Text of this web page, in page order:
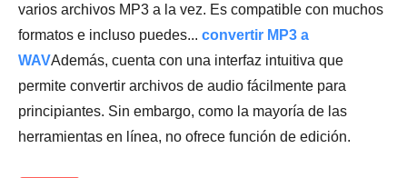
varios archivos MP3 a la vez. Es compatible con muchos
formatos e incluso puedes... convertir MP3 a
WAVAdemás, cuenta con una interfaz intuitiva que
permite convertir archivos de audio fácilmente para
principiantes. Sin embargo, como la mayoría de las
herramientas en línea, no ofrece función de edición.